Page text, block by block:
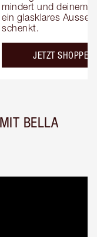
mindert und deinem
ein glasklares
schenkt.
JETZT SHOPPEN
BELLA